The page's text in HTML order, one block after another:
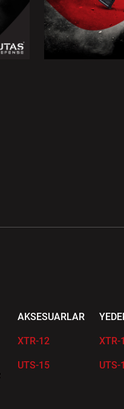
AKSESUARLAR
XTR-12
UTS-15
XTR-
UTS-